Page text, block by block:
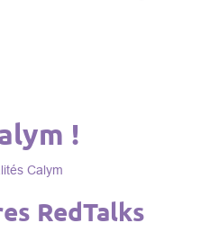
!
Calym
RedTalks